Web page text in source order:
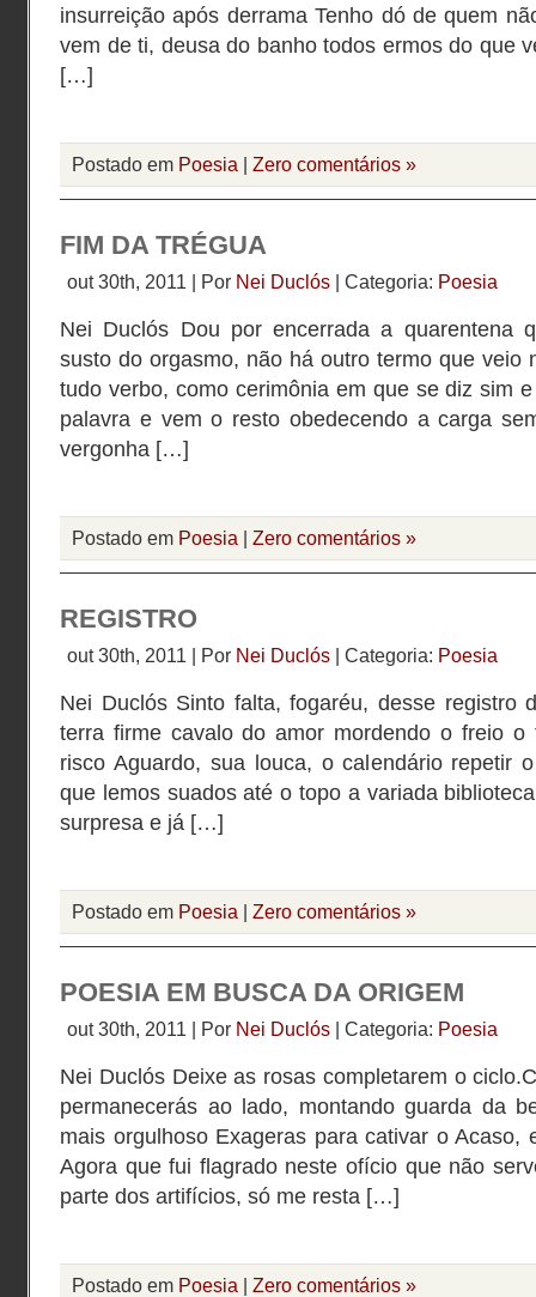
insurreição após derrama Tenho dó de quem
vem de ti, deusa do banho todos ermos do que
[…]
Postado em Poesia | Zero comentários »
FIM DA TRÉGUA
out 30th, 2011 | Por Nei Duclós | Categoria: Poesia
Nei Duclós Dou por encerrada a quarentena
susto do orgasmo, não há outro termo que veio
tudo verbo, como cerimônia em que se diz sim
palavra e vem o resto obedecendo a carga
vergonha […]
Postado em Poesia | Zero comentários »
REGISTRO
out 30th, 2011 | Por Nei Duclós | Categoria: Poesia
Nei Duclós Sinto falta, fogaréu, desse registro
terra firme cavalo do amor mordendo o freio o
risco Aguardo, sua louca, o calendário repetir
que lemos suados até o topo a variada
surpresa e já […]
Postado em Poesia | Zero comentários »
POESIA EM BUSCA DA ORIGEM
out 30th, 2011 | Por Nei Duclós | Categoria: Poesia
Nei Duclós Deixe as rosas completarem o
permanecerás ao lado, montando guarda da
mais orgulhoso Exageras para cativar o Acaso,
Agora que fui flagrado neste ofício que não
parte dos artifícios, só me resta […]
Postado em Poesia | Zero comentários »